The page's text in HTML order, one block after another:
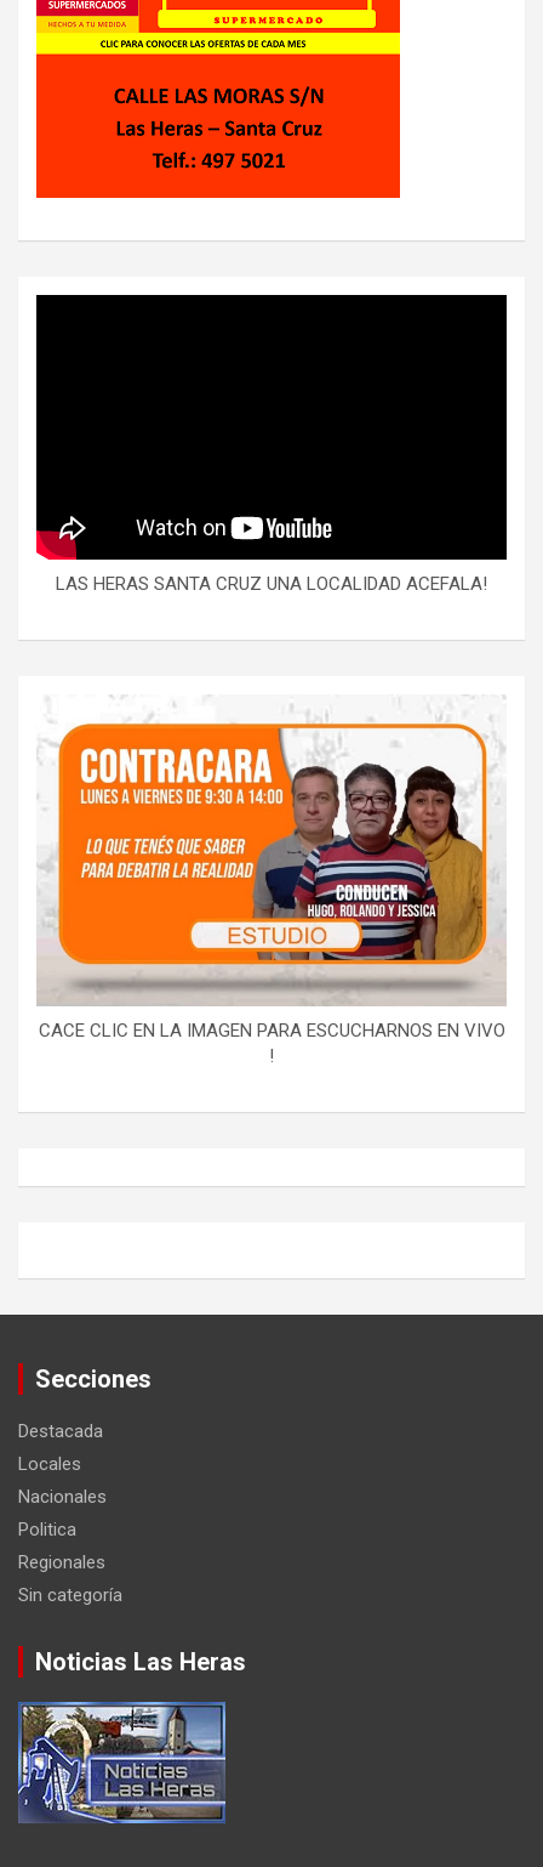
LAS HERAS SANTA CRUZ UNA LOCALIDAD ACEFALA!
CACE CLIC EN LA IMAGEN PARA ESCUCHARNOS EN VIVO
!
Secciones
Destacada
Locales
Nacionales
Politica
Regionales
Sin categoría
Noticias Las Heras